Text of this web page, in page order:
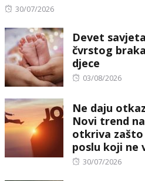
Posted
30/07/2026
Devet
čvrstog
djece
Posted
03/08/2026
Ne daju
Novi trend
otkriva
poslu koji ne
Posted
30/07/2026